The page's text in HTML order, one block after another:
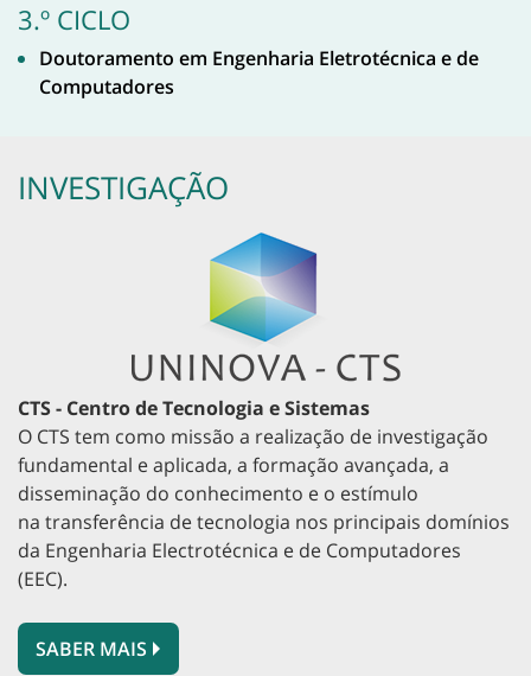
3.º CICLO
Doutoramento em Engenharia Eletrotécnica e de
Computadores
INVESTIGAÇÃO
CTS - Centro de Tecnologia e Sistemas
O CTS tem como missão a realização de investigação
fundamental e aplicada, a formação avançada, a
disseminação do conhecimento e o estímulo
na transferência de tecnologia nos principais domínios
da Engenharia Electrotécnica e de Computadores
(EEC).
SABER MAIS